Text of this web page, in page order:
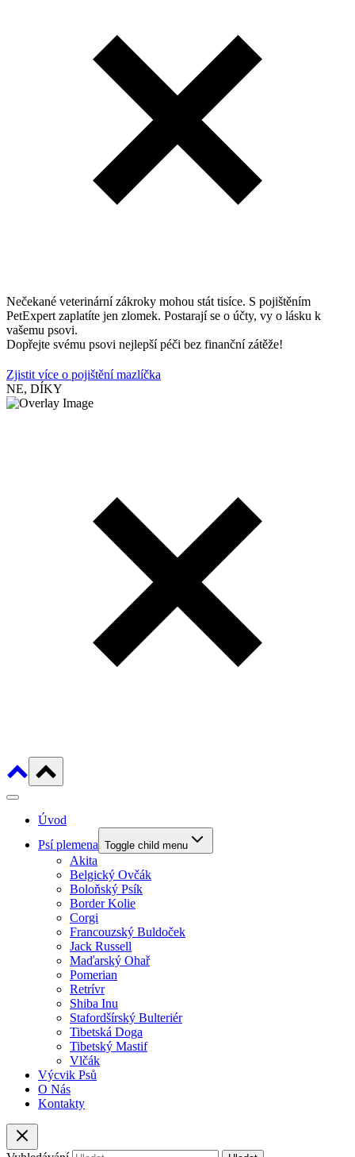
Nečekané veterinární zákroky mohou stát tisíce. S pojištěním
PetExpert zaplatíte jen zlomek. Postarají se o účty, vy o lásku k
vašemu psovi.
Dopřejte svému psovi nejlepší péči bez finanční zátěže!
Zjistit více o pojištění mazlíčka
NE, DÍKY
Úvod
Psí plemena Toggle child menu
Akita
Belgický Ovčák
Boloňský Psík
Border Kolie
Corgi
Francouzský Buldoček
Jack Russell
Maďarský Ohař
Pomerian
Retrívr
Shiba Inu
Stafordšírský Bulteriér
Tibetská Doga
Tibetský Mastif
Vlčák
Výcvik Psů
O Nás
Kontakty